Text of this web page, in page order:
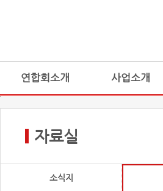
연합회소개 사업소개
자료실
소식지